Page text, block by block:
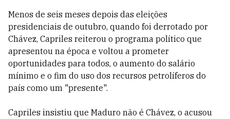
Menos de seis meses depois das eleições
presidenciais de outubro, quando foi derrotado por
Chávez, Capriles reiterou o programa político que
apresentou na época e voltou a prometer
oportunidades para todos, o aumento do salário
mínimo e o fim do uso dos recursos petrolíferos do
país como um "presente".
Capriles insistiu que Maduro não é Chávez, o acusou